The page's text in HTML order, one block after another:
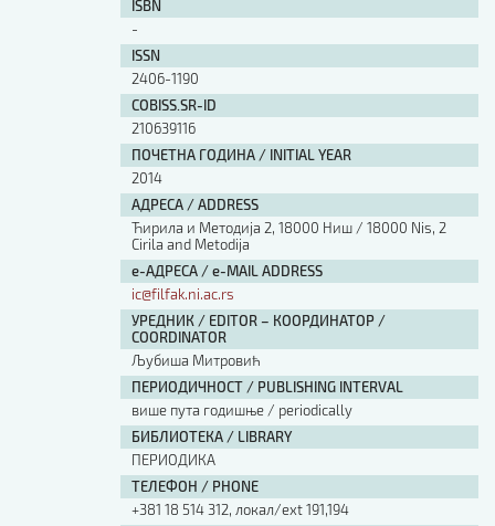
ISBN
-
ISSN
2406-1190
COBISS.SR-ID
210639116
ПОЧЕТНА ГОДИНА / INITIAL YEAR
2014
АДРЕСА / ADDRESS
Ћирила и Методија 2, 18000 Ниш / 18000 Nis, 2
Cirila and Metodija
е-АДРЕСА / e-MAIL ADDRESS
ic@filfak.ni.ac.rs
УРЕДНИК / EDITOR – КООРДИНАТОР /
COORDINATOR
Љубиша Митровић
ПЕРИОДИЧНОСТ / PUBLISHING INTERVAL
више пута годишње / periodically
БИБЛИОТЕКА / LIBRARY
ПЕРИОДИКА
ТЕЛЕФОН / PHONE
+381 18 514 312, локал/ext 191,194